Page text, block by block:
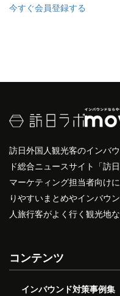
今すぐ会員登録する
訪日外国人観光客のインバ
ド総合ニュースサイト「訪
マーケティング担当者向け
りやすいまとめやインバウ
人旅行客がよく行く観光地
コンテンツ
インバウンド対策事例集